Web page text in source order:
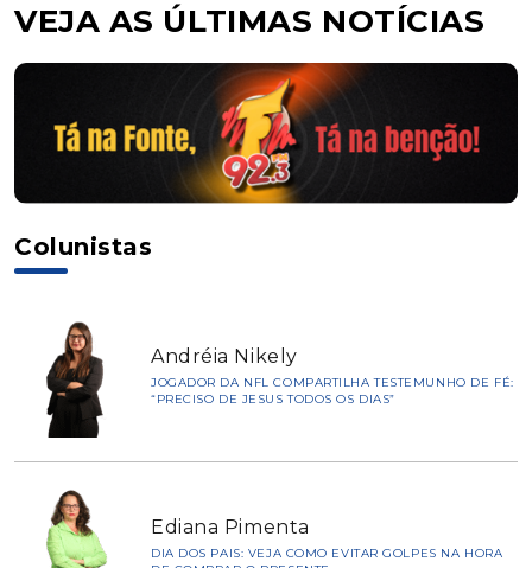
VEJA AS ÚLTIMAS NOTÍCIAS
Colunistas
Andréia Nikely
JOGADOR DA NFL COMPARTILHA TESTEMUNHO DE FÉ:
“PRECISO DE JESUS TODOS OS DIAS”
Ediana Pimenta
DIA DOS PAIS: VEJA COMO EVITAR GOLPES NA HORA